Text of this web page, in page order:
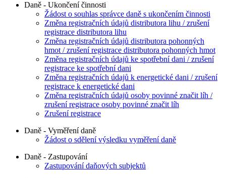
Daně - Ukončení činnosti
Žádost o souhlas správce daně s ukončením činnosti
Změna registračních údajů distributora lihu / zrušení
registrace distributora lihu
Změna registračních údajů distributora pohonných
hmot / zrušení registrace distributora pohonných hmot
Změna registračních údajů ke spotřební dani / zrušení
registrace ke spotřební dani
Změna registračních údajů k energetické dani / zrušení
registrace k energetické dani
Změna registračních údajů osoby povinné značit líh /
zrušení registrace osoby povinné značit líh
Zrušení registrace
Daně - Vyměření daně
Žádost o sdělení výsledku vyměření daně
Daně - Zastupování
Zastupování daňových subjektů